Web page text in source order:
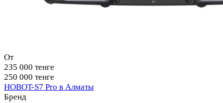
От
235 000 тенге
250 000 тенге
HOBOT-S7 Pro в Алматы
Бренд